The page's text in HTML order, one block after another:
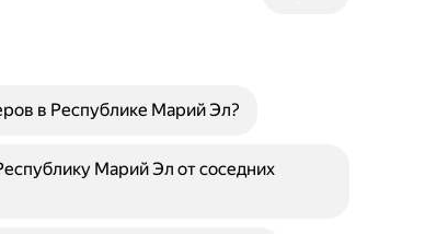
в Республике Марий Эл?
Марий Эл от соседних